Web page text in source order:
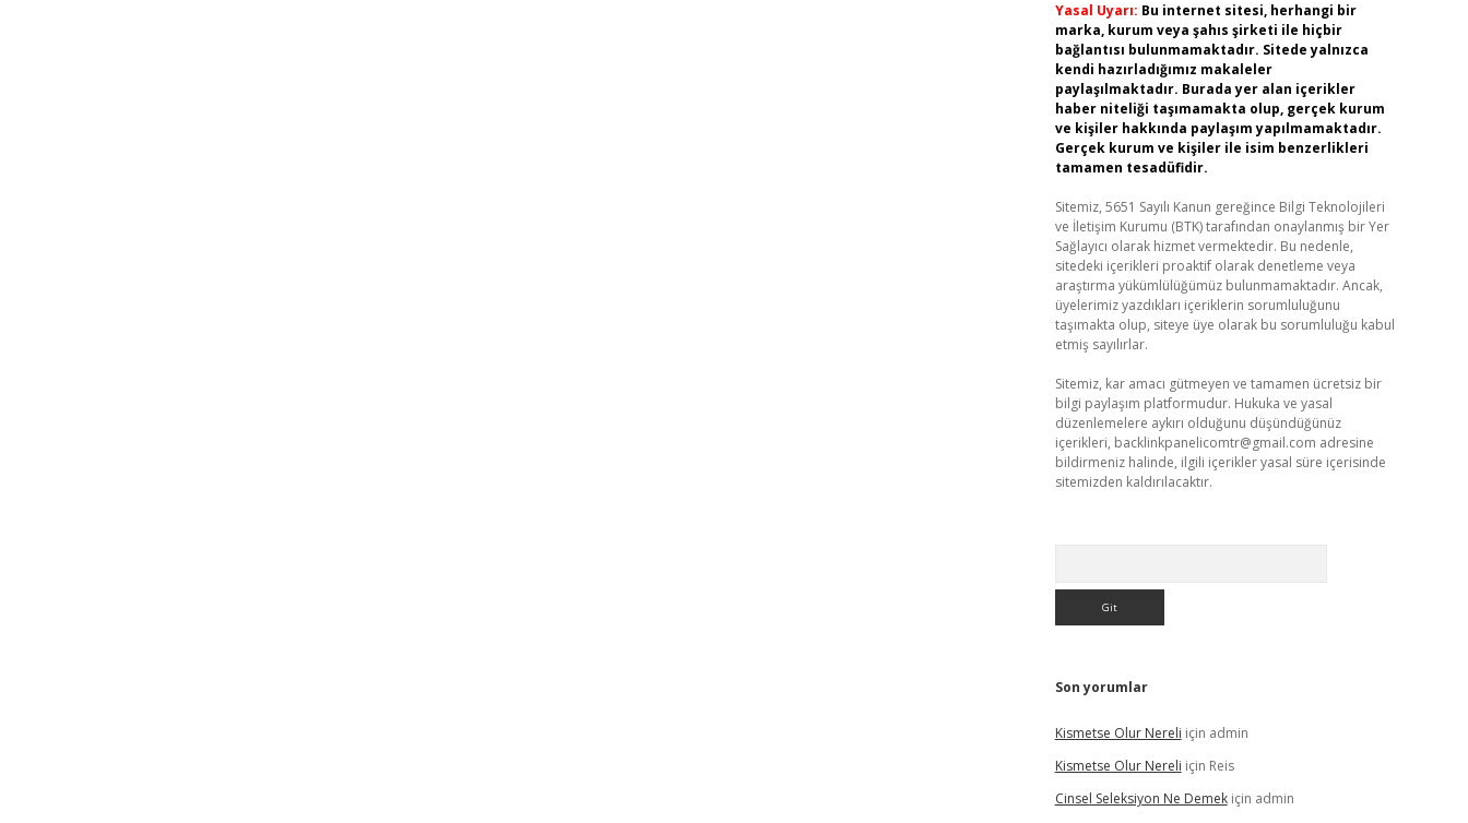
Yasal Uyarı: Bu internet sitesi, herhangi bir
marka, kurum veya şahıs şirketi ile hiçbir
bağlantısı bulunmamaktadır. Sitede yalnızca
kendi hazırladığımız makaleler
paylaşılmaktadır. Burada yer alan içerikler
haber niteliği taşımamakta olup, gerçek kurum
ve kişiler hakkında paylaşım yapılmamaktadır.
Gerçek kurum ve kişiler ile isim benzerlikleri
tamamen tesadüfidir.
Sitemiz, 5651 Sayılı Kanun gereğince Bilgi Teknolojileri
ve İletişim Kurumu (BTK) tarafından onaylanmış bir Yer
Sağlayıcı olarak hizmet vermektedir. Bu nedenle,
sitedeki içerikleri proaktif olarak denetleme veya
araştırma yükümlülüğümüz bulunmamaktadır. Ancak,
üyelerimiz yazdıkları içeriklerin sorumluluğunu
taşımakta olup, siteye üye olarak bu sorumluluğu kabul
etmiş sayılırlar.
Sitemiz, kar amacı gütmeyen ve tamamen ücretsiz bir
bilgi paylaşım platformudur. Hukuka ve yasal
düzenlemelere aykırı olduğunu düşündüğünüz
içerikleri, backlinkpanelicomtr@gmail.com adresine
bildirmeniz halinde, ilgili içerikler yasal süre içerisinde
sitemizden kaldırılacaktır.
Son yorumlar
Kismetse Olur Nereli için admin
Kismetse Olur Nereli için Reis
Cinsel Seleksiyon Ne Demekiçin admin